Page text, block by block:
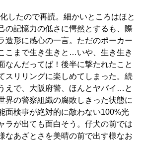
したので再読。細かいところはほと
の記憶力の低さに愕然とするも、際
造形に感心の一言。ただのポーカー
こまで生き生きと…いや、生き生き
なんだってば！後半に撃たれたこと
スリリングに楽しめてしまった。続
えで、大阪府警、ほんとヤバイ…と
界の警察組織の腐敗しきった状態に
面検事が絶対的に敵わない100%光
ラが出ても面白そう。仔犬の前では
なあざとさを美晴の前で出す様なお